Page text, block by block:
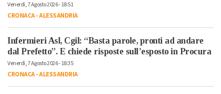
Venerdì, 7 Agosto 2026 - 18:51
CRONACA-ALESSANDRIA
Infermieri Asl, Cgil: “Basta parole, pronti ad andare
dal Prefetto”. E chiede risposte sull’esposto in Procura
Venerdì, 7 Agosto 2026 - 18:35
CRONACA-ALESSANDRIA